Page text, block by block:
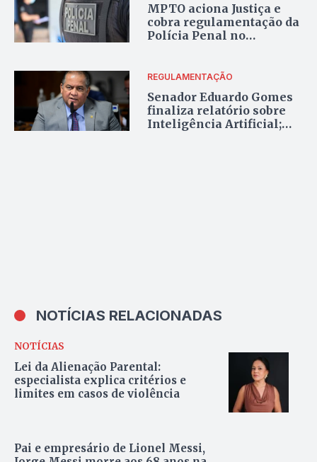
MPTO aciona Justiça e
cobra regulamentação da
Polícia Penal no
REGULAMENTAÇÃO
Senador Eduardo Gomes
finaliza relatório sobre
Inteligência Artificial;
NOTÍCIAS RELACIONADAS
NOTÍCIAS
Lei da Alienação Parental:
especialista explica critérios e
limites em casos de violência
Pai e empresário de Lionel Messi,